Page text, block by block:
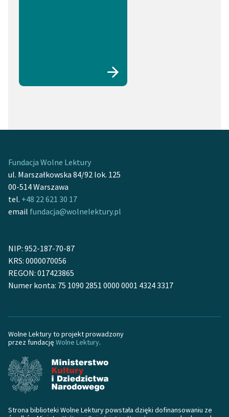
Fundacja Wolne Lektury
ul. Marszałkowska 84/92 lok. 125
00-514 Warszawa
tel. +48 22 621 30 17
email fundacja@wolnelektury.pl
NIP: 952-187-70-87
KRS: 0000070056
REGON: 017423865
Numer konta: 75 1090 2851 0000 0001 4324 3317
Wolne Lektury to projekt prowadzony
przez fundację Wolne Lektury.
Strona biblioteki Wolne Lektury powstała dzięki dofinansowaniu ze